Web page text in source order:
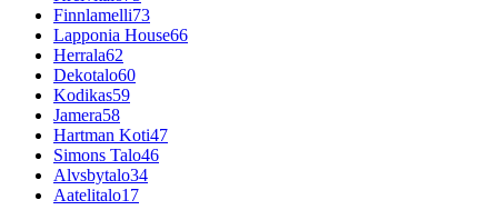
Finnlamelli73
Lapponia House66
Herrala62
Dekotalo60
Kodikas59
Jamera58
Hartman Koti47
Simons Talo46
Alvsbytalo34
Aatelitalo17